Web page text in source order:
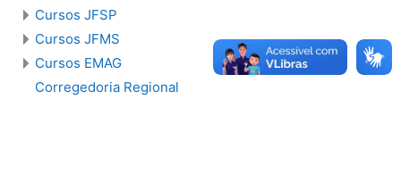
Cursos JFSP
Cursos JFMS
Cursos EMAG
Corregedoria Regional